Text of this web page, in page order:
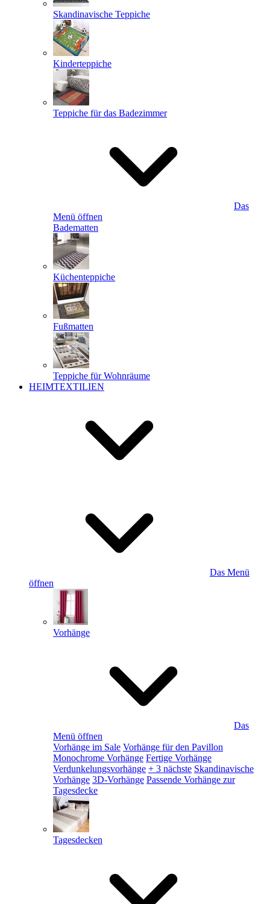
Skandinavische Teppiche
Kinderteppiche
Teppiche für das Badezimmer
Das
Menü öffnen
Badematten
Küchenteppiche
Fußmatten
Teppiche für Wohnräume
HEIMTEXTILIEN
Das Menü
öffnen
Vorhänge
Das
Menü öffnen
Vorhänge im Sale Vorhänge für den Pavillon
Monochrome Vorhänge Fertige Vorhänge
Verdunkelungsvorhänge + 3 nächste Skandinavische
Vorhänge 3D-Vorhänge Passende Vorhänge zur
Tagesdecke
Tagesdecken